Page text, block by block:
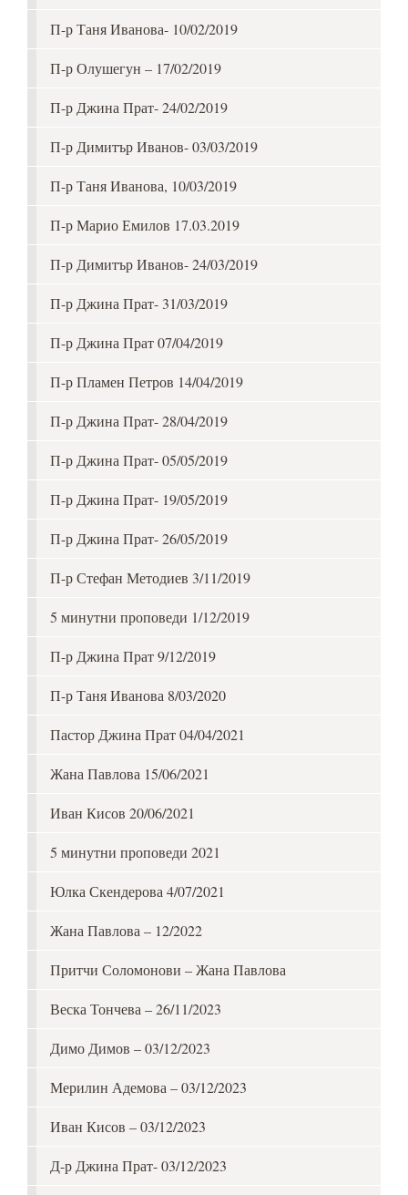
П-р Таня Иванова- 10/02/2019
П-р Олушегун – 17/02/2019
П-р Джина Прат- 24/02/2019
П-р Димитър Иванов- 03/03/2019
П-р Таня Иванова, 10/03/2019
П-р Марио Емилов 17.03.2019
П-р Димитър Иванов- 24/03/2019
П-р Джина Прат- 31/03/2019
П-р Джина Прат 07/04/2019
П-р Пламен Петров 14/04/2019
П-р Джина Прат- 28/04/2019
П-р Джина Прат- 05/05/2019
П-р Джина Прат- 19/05/2019
П-р Джина Прат- 26/05/2019
П-р Стефан Методиев 3/11/2019
5 минутни проповеди 1/12/2019
П-р Джина Прат 9/12/2019
П-р Таня Иванова 8/03/2020
Пастор Джина Прат 04/04/2021
Жана Павлова 15/06/2021
Иван Кисов 20/06/2021
5 минутни проповеди 2021
Юлка Скендерова 4/07/2021
Жана Павлова – 12/2022
Притчи Соломонови – Жана Павлова
Веска Тончева – 26/11/2023
Димо Димов – 03/12/2023
Мерилин Адемова – 03/12/2023
Иван Кисов – 03/12/2023
Д-р Джина Прат- 03/12/2023